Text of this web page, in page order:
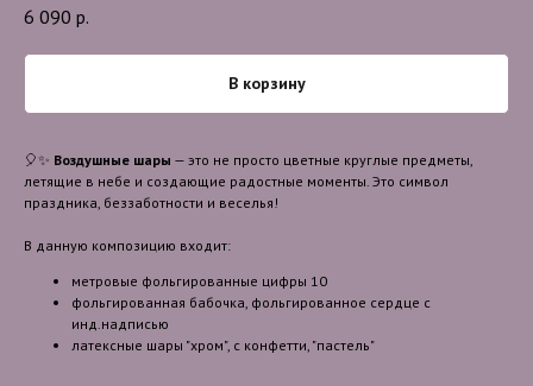
6 090 р.
В корзину
🎈✨ Воздушные шары — это не просто цветные круглые предметы,
летящие в небе и создающие радостные моменты. Это символ
праздника, беззаботности и веселья!
В данную композицию входит:
метровые фольгированные цифры 10
фольгированная бабочка, фольгированное сердце с
инд.надписью
латексные шары "хром", с конфетти, "пастель"